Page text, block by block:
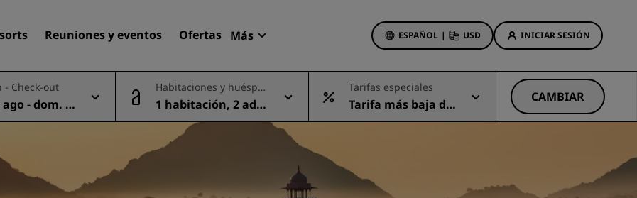
Reuniones y eventos Ofertas Más
Radisson Rewards
Mis reservas
ESPAÑOL | USD INICIAR SESIÓN
Encuentra tu hotel
Destinos
Ofertas de hotel
Ofertas especiales
- Check-out
ago - dom. 0
Habitaciones y huéspe
des
1 habitación, 2 adul
tos
Tarifas especiales
Tarifa más baja dis
ponible
CAMBIAR